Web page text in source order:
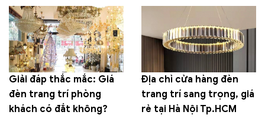
Giải đáp thắc mắc: Giá
đèn trang trí phòng
khách có đắt không?
Địa chỉ cửa hàng đèn
trang trí sang trọng, giá
rẻ tại Hà Nội Tp.HCM